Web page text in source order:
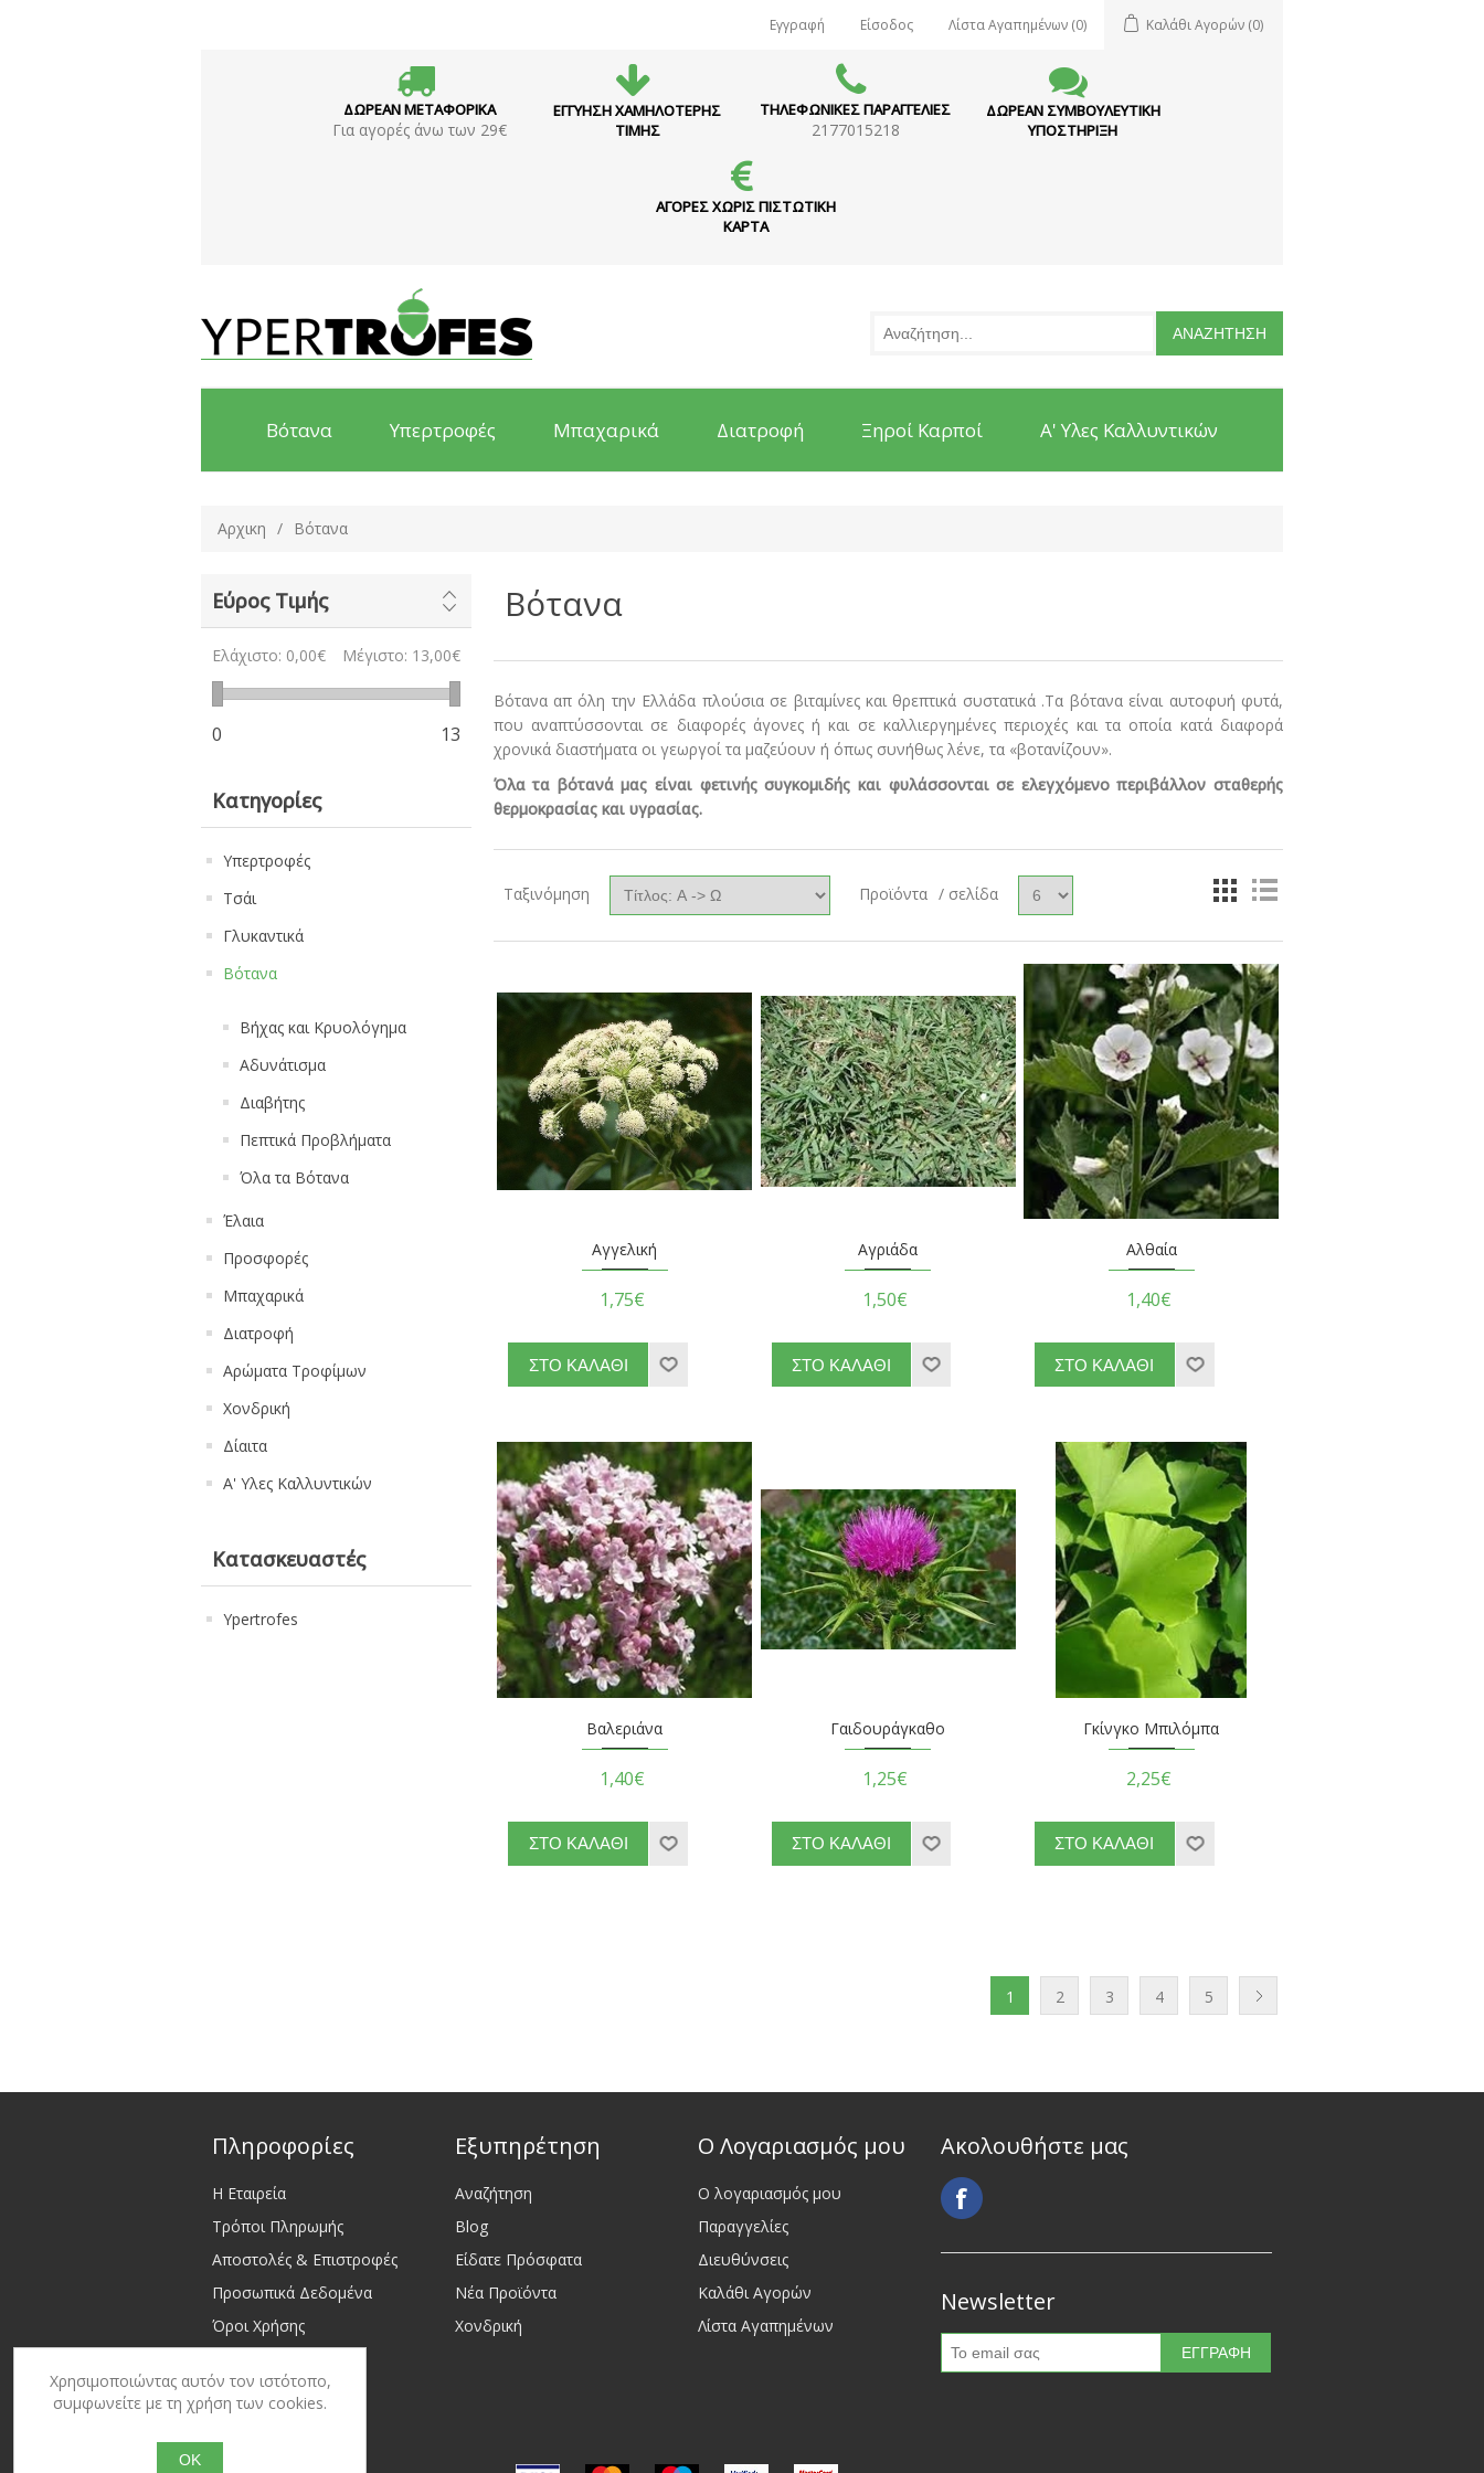
Εγγραφή Είσοδος Λίστα Αγαπημένων (0) Καλάθι Αγορών (0)
ΔΩΡΕΑΝ ΜΕΤΑΦΟΡΙΚΑ
Για αγορές άνω των 29€
ΕΓΓΥΗΣΗ ΧΑΜΗΛΟΤΕΡΗΣ
ΤΙΜΗΣ
ΤΗΛΕΦΩΝΙΚΕΣ ΠΑΡΑΓΓΕΛΙΕΣ
2177015218
ΔΩΡΕΑΝ ΣΥΜΒΟΥΛΕΥΤΙΚΗ
ΥΠΟΣΤΗΡΙΞΗ
ΑΓΟΡΕΣ ΧΩΡΙΣ ΠΙΣΤΩΤΙΚΗ
ΚΑΡΤΑ
Βότανα Υπερτροφές Μπαχαρικά Διατροφή Ξηροί Καρποί Α' Υλες Καλλυντικών
Αρχικη / Βότανα
Εύρος Τιμής
Ελάχιστο: 0,00€ Μέγιστο: 13,00€
0 13
Κατηγορίες
Υπερτροφές
Τσάι
Γλυκαντικά
Βότανα
Βήχας και Κρυολόγημα
Αδυνάτισμα
Διαβήτης
Πεπτικά Προβλήματα
Όλα τα Βότανα
Έλαια
Προσφορές
Μπαχαρικά
Διατροφή
Αρώματα Τροφίμων
Χονδρική
Δίαιτα
Α' Υλες Καλλυντικών
Κατασκευαστές
Ypertrofes
Βότανα
Βότανα απ όλη την Ελλάδα πλούσια σε βιταμίνες και θρεπτικά συστατικά .Τα βότανα είναι αυτοφυή φυτά,
που αναπτύσσονται σε διαφορές άγονες ή και σε καλλιεργημένες περιοχές και τα οποία κατά διαφορά
χρονικά διαστήματα οι γεωργοί τα μαζεύουν ή όπως συνήθως λένε, τα «βοτανίζουν».
Όλα τα βότανά μας είναι φετινής συγκομιδής και φυλάσσονται σε ελεγχόμενο περιβάλλον σταθερής
θερμοκρασίας και υγρασίας.
Ταξινόμηση Προϊόντα / σελίδα
Αγγελική
1,75€
Αγριάδα
1,50€
Αλθαία
1,40€
Βαλεριάνα
1,40€
Γαιδουράγκαθο
1,25€
Γκίνγκο Μπιλόμπα
2,25€
1 2 3 4 5
Πληροφορίες
Η Εταιρεία
Τρόποι Πληρωμής
Αποστολές & Επιστροφές
Προσωπικά Δεδομένα
Όροι Χρήσης
Sitemap
Εξυπηρέτηση
Αναζήτηση
Blog
Είδατε Πρόσφατα
Νέα Προϊόντα
Χονδρική
Ο Λογαριασμός μου
Ο λογαριασμός μου
Παραγγελίες
Διευθύνσεις
Καλάθι Αγορών
Λίστα Αγαπημένων
Ακολουθήστε μας
Newsletter
Χρησιμοποιώντας αυτόν τον ιστότοπο,
συμφωνείτε με τη χρήση των cookies.
OK